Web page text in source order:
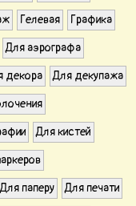
Гелевая Графика
Для аэрографа
декора Для декупажа
Для кистей
Для паперу Для печати